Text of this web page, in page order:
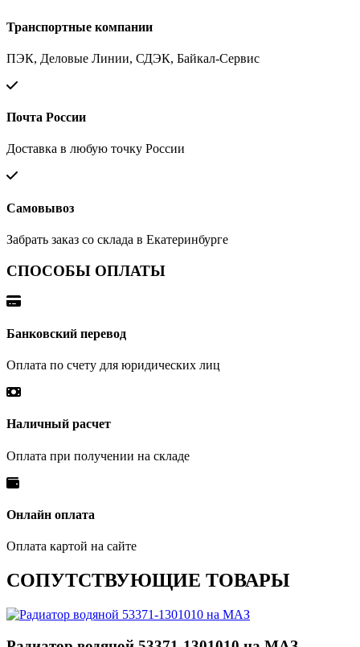
Транспортные компании
ПЭК, Деловые Линии, СДЭК, Байкал-Сервис
Почта России
Доставка в любую точку России
Самовывоз
Забрать заказ со склада в Екатеринбурге
СПОСОБЫ ОПЛАТЫ
Банковский перевод
Оплата по счету для юридических лиц
Наличный расчет
Оплата при получении на складе
Онлайн оплата
Оплата картой на сайте
СОПУТСТВУЮЩИЕ ТОВАРЫ